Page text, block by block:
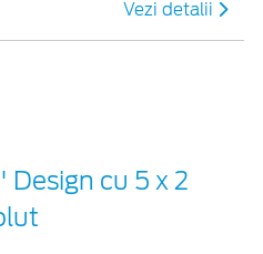
Vezi detalii
Design cu 5 x 2